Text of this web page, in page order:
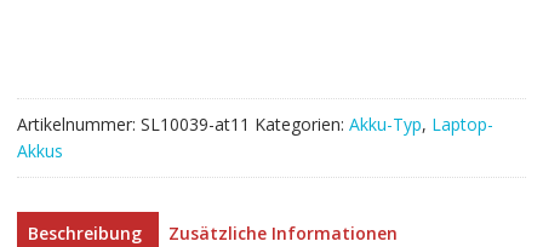
Artikelnummer: SL10039-at11 Kategorien: Akku-Typ, Laptop-
Akkus
Beschreibung
Zusätzliche Informationen